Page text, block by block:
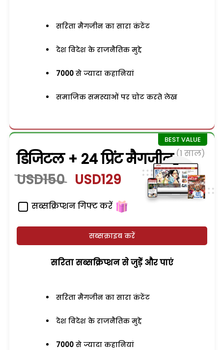
सरिता मैगजीन का सारा कंटेंट
देश विदेश के राजनैतिक मुद्दे
7000 से ज्यादा कहानियां
समाजिक समस्याओं पर चोट करते लेख
डिजिटल + 24 प्रिंट मैगजीन (1 साल)
USD150 USD129
सब्सक्रिप्शन गिफ्ट करें
सब्सक्राइब करें
सरिता सब्सक्रिप्शन से जुड़ेें और पाएं
सरिता मैगजीन का सारा कंटेंट
देश विदेश के राजनैतिक मुद्दे
7000 से ज्यादा कहानियां